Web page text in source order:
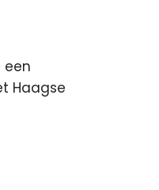
een
Haagse